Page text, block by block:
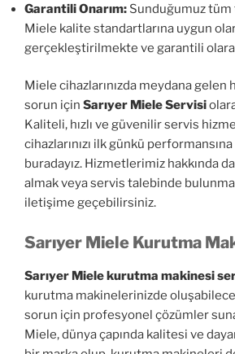
Garantili Onarım: Sunduğumuz
Miele kalite standartlarına uygun
gerçekleştirilmekte ve garantili
Miele cihazlarınızda meydana gelen
sorun için Sarıyer Miele Servisi
Kaliteli, hızlı ve güvenilir servis
cihazlarınızı ilk günkü
buradayız. Hizmetlerimiz hakkında
almak veya servis talebinde
iletişime geçebilirsiniz.
Sarıyer Miele Kurutma
Sarıyer Miele kurutma makinesi
kurutma makinelerinizde
sorun için profesyonel çözümler
Miele, dünya çapında kalitesi ve